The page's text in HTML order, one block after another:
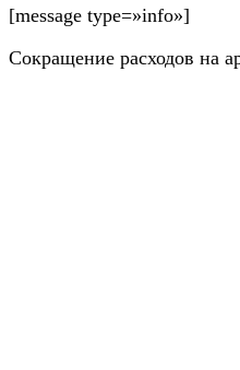
[message type=»info»]
Сокращение расходов на